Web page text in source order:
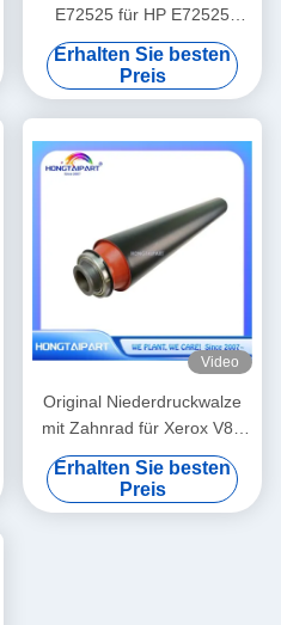
E72525 für HP E72525
E72625 E72630 E72535
E72530 E72425 E72430
Fixiereinheit Heizwalze
Ersatzteilversorgung
Hongtaipart Druck
Erhalten Sie besten
Preis
Video
Original Niederdruckwalze
mit Zahnrad für Xerox V80
V180 V2100 V3100 80 180
2100 310 Heizfixierwalze
Zubehör 607K15910
Erhalten Sie besten
Preis